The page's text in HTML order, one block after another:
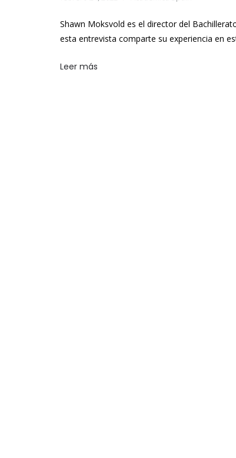
Shawn Moksvold es el director del
esta entrevista comparte su experiencia en
Leer más